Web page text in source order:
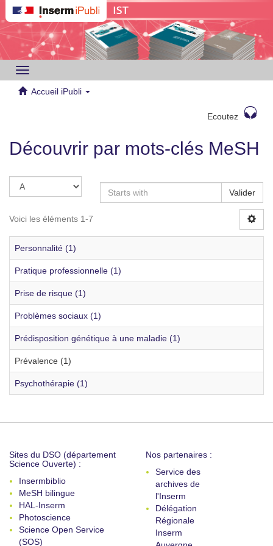
Toggle
navigation
Accueil iPubli
Ecoutez
Découvrir par mots-clés MeSH
Valider
Voici les éléments 1-7
Personnalité (1)
Pratique professionnelle (1)
Prise de risque (1)
Problèmes sociaux (1)
Prédisposition génétique à une maladie (1)
Prévalence (1)
Psychothérapie (1)
Sites du DSO (département
Science Ouverte) :
Insermbiblio
MeSH bilingue
HAL-Inserm
Photoscience
Science Open Service
(SOS)
Nos partenaires :
Service des
archives de
l'Inserm
Délégation
Régionale
Inserm